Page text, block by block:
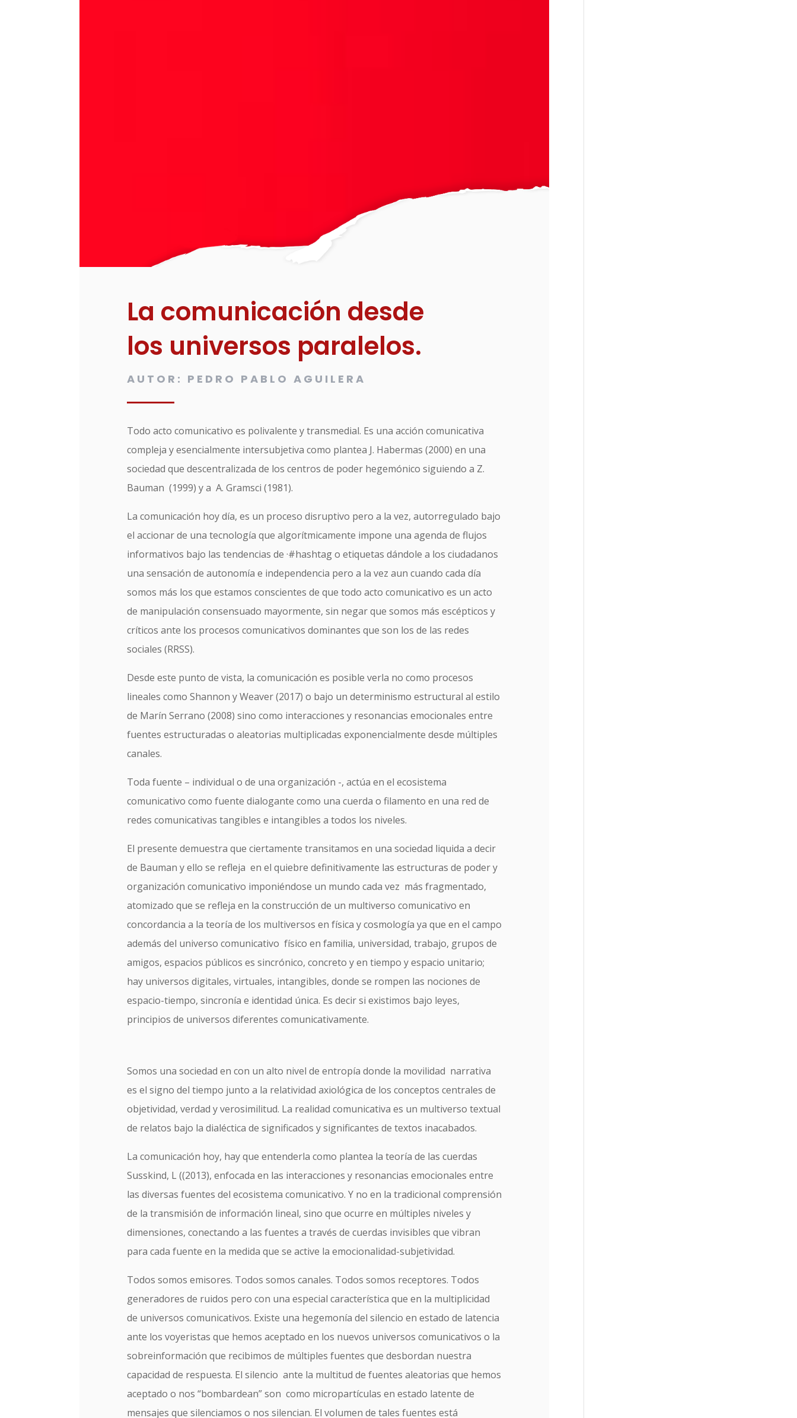
La comunicación desde
los universos paralelos.
AUTOR: PEDRO PABLO AGUILERA
Todo acto comunicativo es polivalente y transmedial. Es una acción comunicativa
compleja y esencialmente intersubjetiva como plantea J. Habermas (2000) en una
sociedad que descentralizada de los centros de poder hegemónico siguiendo a Z.
Bauman (1999) y a A. Gramsci (1981).
La comunicación hoy día, es un proceso disruptivo pero a la vez, autorregulado bajo
el accionar de una tecnología que algorítmicamente impone una agenda de flujos
informativos bajo las tendencias de ·#hashtag o etiquetas dándole a los ciudadanos
una sensación de autonomía e independencia pero a la vez aun cuando cada día
somos más los que estamos conscientes de que todo acto comunicativo es un acto
de manipulación consensuado mayormente, sin negar que somos más escépticos y
críticos ante los procesos comunicativos dominantes que son los de las redes
sociales (RRSS).
Desde este punto de vista, la comunicación es posible verla no como procesos
lineales como Shannon y Weaver (2017) o bajo un determinismo estructural al estilo
de Marín Serrano (2008) sino como interacciones y resonancias emocionales entre
fuentes estructuradas o aleatorias multiplicadas exponencialmente desde múltiples
canales.
Toda fuente – individual o de una organización -, actúa en el ecosistema
comunicativo como fuente dialogante como una cuerda o filamento en una red de
redes comunicativas tangibles e intangibles a todos los niveles.
El presente demuestra que ciertamente transitamos en una sociedad liquida a decir
de Bauman y ello se refleja en el quiebre definitivamente las estructuras de poder y
organización comunicativo imponiéndose un mundo cada vez más fragmentado,
atomizado que se refleja en la construcción de un multiverso comunicativo en
concordancia a la teoría de los multiversos en física y cosmología ya que en el campo
además del universo comunicativo físico en familia, universidad, trabajo, grupos de
amigos, espacios públicos es sincrónico, concreto y en tiempo y espacio unitario;
hay universos digitales, virtuales, intangibles, donde se rompen las nociones de
espacio-tiempo, sincronía e identidad única. Es decir si existimos bajo leyes,
principios de universos diferentes comunicativamente.
Somos una sociedad en con un alto nivel de entropía donde la movilidad narrativa
es el signo del tiempo junto a la relatividad axiológica de los conceptos centrales de
objetividad, verdad y verosimilitud. La realidad comunicativa es un multiverso textual
de relatos bajo la dialéctica de significados y significantes de textos inacabados.
La comunicación hoy, hay que entenderla como plantea la teoría de las cuerdas
Susskind, L ((2013), enfocada en las interacciones y resonancias emocionales entre
las diversas fuentes del ecosistema comunicativo. Y no en la tradicional comprensión
de la transmisión de información lineal, sino que ocurre en múltiples niveles y
dimensiones, conectando a las fuentes a través de cuerdas invisibles que vibran
para cada fuente en la medida que se active la emocionalidad-subjetividad.
Todos somos emisores. Todos somos canales. Todos somos receptores. Todos
generadores de ruidos pero con una especial característica que en la multiplicidad
de universos comunicativos. Existe una hegemonía del silencio en estado de latencia
ante los voyeristas que hemos aceptado en los nuevos universos comunicativos o la
sobreinformación que recibimos de múltiples fuentes que desbordan nuestra
capacidad de respuesta. El silencio ante la multitud de fuentes aleatorias que hemos
aceptado o nos “bombardean” son como micropartículas en estado latente de
mensajes que silenciamos o nos silencian. El volumen de tales fuentes está